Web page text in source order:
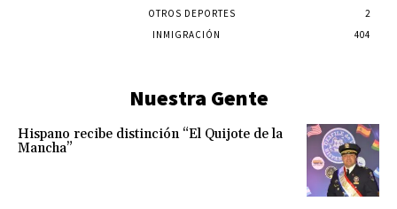
OTROS DEPORTES
2
INMIGRACIÓN
404
Nuestra Gente
Hispano recibe distinción “El Quijote de la
Mancha”